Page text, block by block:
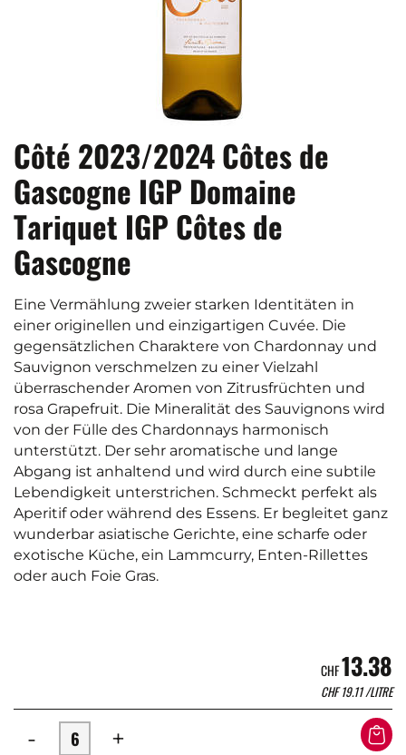
Côté 2023/2024 Côtes de
Gascogne IGP Domaine
Tariquet IGP Côtes de
Gascogne
Eine Vermählung zweier starken Identitäten in
einer originellen und einzigartigen Cuvée. Die
gegensätzlichen Charaktere von Chardonnay und
Sauvignon verschmelzen zu einer Vielzahl
überraschender Aromen von Zitrusfrüchten und
rosa Grapefruit. Die Mineralität des Sauvignons wird
von der Fülle des Chardonnays harmonisch
unterstützt. Der sehr aromatische und lange
Abgang ist anhaltend und wird durch eine subtile
Lebendigkeit unterstrichen. Schmeckt perfekt als
Aperitif oder während des Essens. Er begleitet ganz
wunderbar asiatische Gerichte, eine scharfe oder
exotische Küche, ein Lammcurry, Enten-Rillettes
oder auch Foie Gras.
CHF13.38
CHF19.11/LITRE
- +